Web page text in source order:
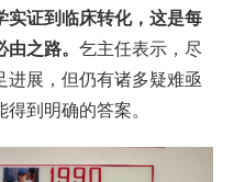
实证到临床转化，这是每
由之路。乞主任表示，尽
进展，但仍有诸多疑难亟
到明确的答案。